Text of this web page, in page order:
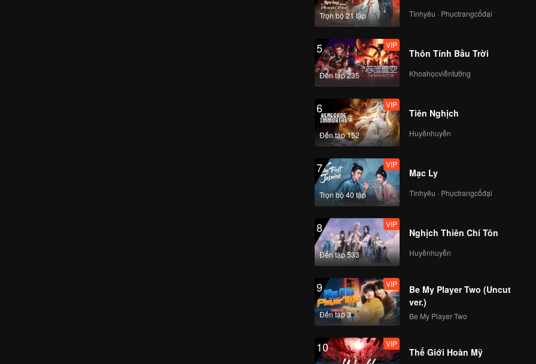
Trọn bộ 21 tập Tìnhyêu · Phụctrangcổđại
5
Đến tập 235
VIP
Thôn Tính Bầu Trời
Khoahọcviễntưởng
6
Đến tập 152
VIP
Tiên Nghịch
Huyềnhuyễn
7
Trọn bộ 40 tập
VIP
Mạc Ly
Tìnhyêu · Phụctrangcổđại
8
Đến tập 533
VIP
Nghịch Thiên Chí Tôn
Huyềnhuyễn
9
Đến tập 3
VIP
Be My Player Two (Uncut
ver.)
Be My Player Two
10 VIP
Thế Giới Hoàn Mỹ